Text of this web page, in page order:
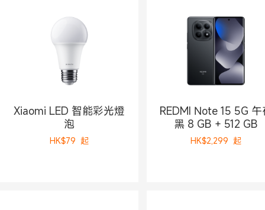
Xiaomi LED 智能彩光燈
泡
HK$79 起
REDMI Note 15 5G 午
黑 8 GB + 512 GB
HK$2,299 起